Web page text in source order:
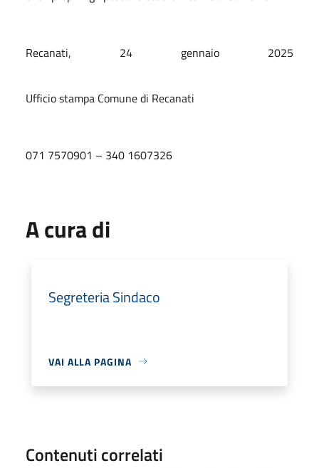
Recanati, 24 gennaio 2025
Ufficio stampa Comune di Recanati
071 7570901 – 340 1607326
A cura di
Segreteria Sindaco
VAI ALLA PAGINA
Contenuti correlati